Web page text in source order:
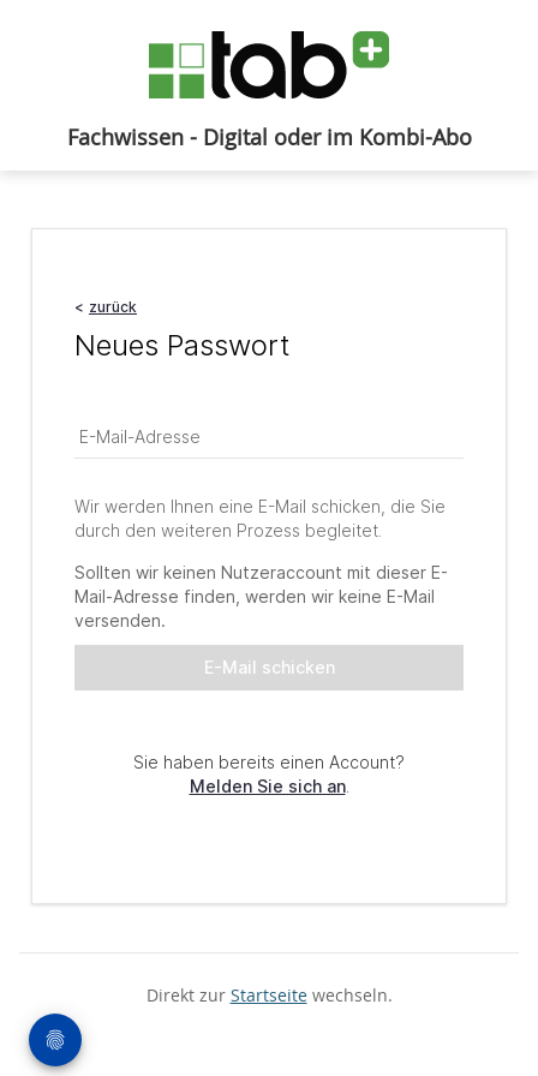
Fachwissen - Digital oder im Kombi-Abo
Direkt zur Startseitewechseln.